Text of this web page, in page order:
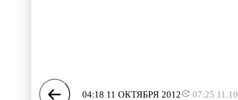
04:18 11 ОКТЯБРЯ 2012 07:25